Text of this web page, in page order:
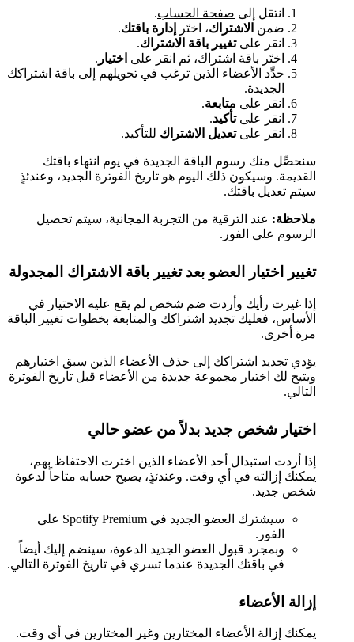
انتقل إلى صفحة الحساب.
ضمن الاشتراك، اختَر إدارة باقتك.
انقر علىتغيير باقة الاشتراك.
اختَر باقة اشتراك، ثم انقر على اختيار .
حدِّد الأعضاء الذين ترغب في تحويلهم إلى باقة اشتراكك
الجديدة.
انقر على متابعة.
انقر علىتأكيد.
انقر علىتعديل الاشتراك للتأكيد.
سنحصِّل منك رسوم الباقة الجديدة في يوم انتهاء باقتك
القديمة. وسيكون ذلك اليوم هو تاريخ الفوترة الجديد، وعندئذٍ
سيتم تعديل باقتك.
ملاحظة: عند الترقية من التجربة المجانية، سيتم تحصيل
الرسوم على الفور.
تغيير اختيار العضو بعد تغيير باقة الاشتراك المجدولة
إذا غيرت رأيك وأردت ضم شخص لم يقع عليه الاختيار في
الأساس، فعليك تجديد اشتراكك والمتابعة بخطوات تغيير الباقة
مرة أخرى.
يؤدي تجديد اشتراكك إلى حذف الأعضاء الذين سبق اختيارهم
ويتيح لك اختيار مجموعة جديدة من الأعضاء قبل تاريخ الفوترة
التالي.
اختيار شخص جديد بدلاً من عضو حالي
إذا أردت استبدال أحد الأعضاء الذين اخترت الاحتفاظ بهم،
يمكنك إزالته في أي وقت. وعندئذٍ، يصبح حسابه متاحاً لدعوة
شخص جديد.
سيشترك العضو الجديد في Spotify Premium على
الفور.
وبمجرد قبول العضو الجديد الدعوة، سينضم إليك أيضاً
في باقتك الجديدة عندما تسري في تاريخ الفوترة التالي.
إزالة الأعضاء
يمكنك إزالة الأعضاء المختارين وغير المختارين في أي وقت.